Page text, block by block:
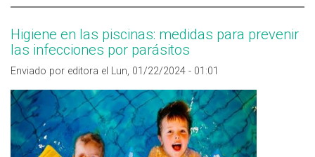
ALIMENTOS
Higiene en las piscinas: medidas para prevenir
las infecciones por parásitos
Enviado por editora el Lun, 01/22/2024 - 01:01